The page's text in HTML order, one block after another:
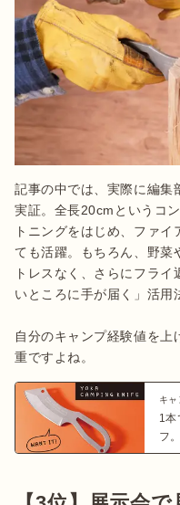
記事の中では、実際に編集
実証。全長20cmというコ
トニングをはじめ、ファ
ても活躍。もちろん、野菜
トレスなく、さらにフラ
いところに手が届く」活用
自分のキャンプ経験値を
重ですよね。
キ
1本
フ